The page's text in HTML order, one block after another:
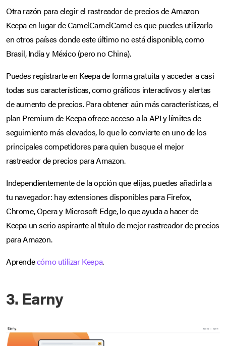
Otra razón para elegir el rastreador de precios de Amazon
Keepa en lugar de CamelCamelCamel es que puedes utilizarlo
en otros países donde este último no está disponible, como
Brasil, India y México (pero no China).
Puedes registrarte en Keepa de forma gratuita y acceder a casi
todas sus características, como gráficos interactivos y alertas
de aumento de precios. Para obtener aún más características, el
plan Premium de Keepa ofrece acceso a la API y límites de
seguimiento más elevados, lo que lo convierte en uno de los
principales competidores para quien busque el mejor
rastreador de precios para Amazon.
Independientemente de la opción que elijas, puedes añadirla a
tu navegador: hay extensiones disponibles para Firefox,
Chrome, Opera y Microsoft Edge, lo que ayuda a hacer de
Keepa un serio aspirante al título de mejor rastreador de precios
para Amazon.
Aprendecómo utilizar Keepa.
3. Earny